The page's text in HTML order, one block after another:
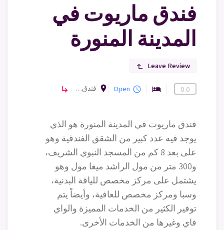
فندق ماريوت في
المدينة المنورة
Leave Review
subdirectory_arrow_left
0.0
hotel فنادق
query_builder
Open
room فندق المدينة ماريوت، Street O، طريق الملك فيصل، النقاء، المدينة المنورة 41476، المملكة العربية السعودية subdirectory_arrow_right
فندق ماريوت في المدينة المنورة هو الذي
يوجد فيه عدد كبير من الشقق الفندقية وهو
على بعد 8 كم من المسجد النبوي الشريف،
و300 متر من مول الراشد ميغا مول وهو
يشتمل على مركز مخصص للياقة البدنية،
وسبا ومركز مخصص للعافية، وأيضاً يتم
توفير الكثير من الخدمات المميزة والواي
فاي وغيرها من الخدمات الأخرى.